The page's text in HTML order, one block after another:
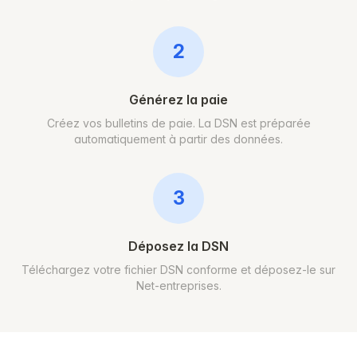
2
Générez la paie
Créez vos bulletins de paie. La DSN est préparée
automatiquement à partir des données.
3
Déposez la DSN
Téléchargez votre fichier DSN conforme et déposez-le sur
Net-entreprises.